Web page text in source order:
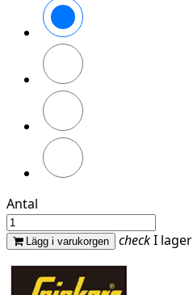
Antal
Lägg i varukorgen checkI lager